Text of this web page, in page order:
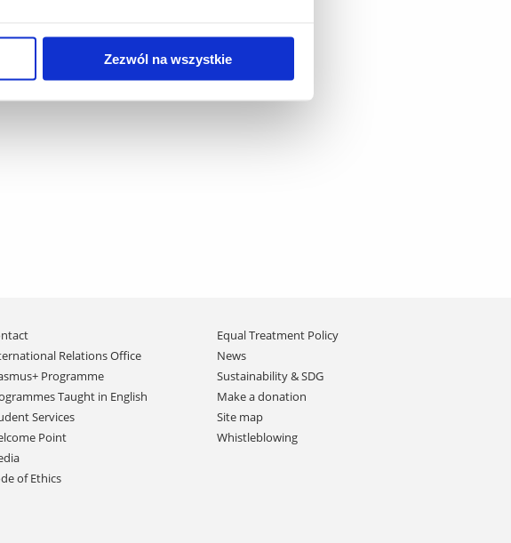
Zezwól na wszystkie
Relations Office
Programme
Taught in English
Services
Point
of Ethics
Equal Treatment Policy
News
Sustainability & SDG
Make a donation
Site map
Whistleblowing